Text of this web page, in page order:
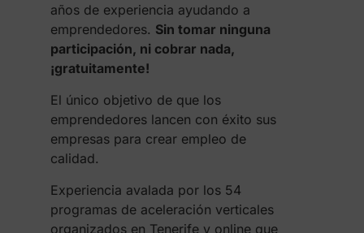
años de experiencia ayudando a
emprendedores. Sin tomar ninguna
participación, ni cobrar nada,
¡gratuitamente!
El único objetivo de que los
emprendedores lancen con éxito sus
empresas para crear empleo de
calidad.
Experiencia avalada por los 54
programas de aceleración verticales
organizados en Tenerife y online que